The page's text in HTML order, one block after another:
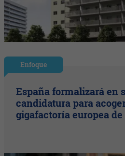
Enfoque
España formalizará en
candidatura para
gigafactoría europea